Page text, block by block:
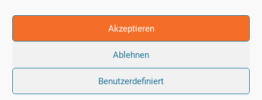
Akzeptieren
Ablehnen
Benutzerdefiniert
Impressum Datenschutzerklärung